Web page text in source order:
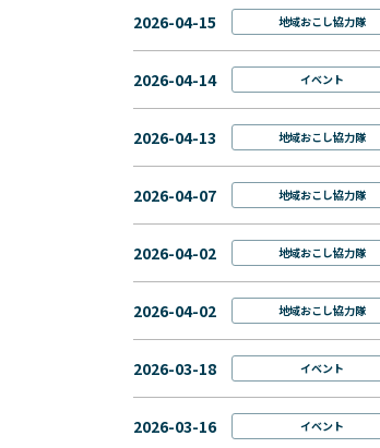
2026-04-15 地域おこし協力隊
2026-04-14 イベント
2026-04-13 地域おこし協力隊
2026-04-07 地域おこし協力隊
2026-04-02 地域おこし協力隊
2026-04-02 地域おこし協力隊
2026-03-18 イベント
2026-03-16 イベント